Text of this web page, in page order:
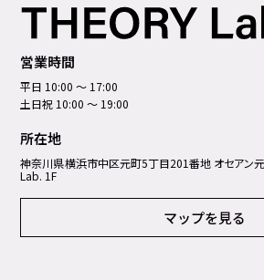
営業時間
平日 10:00 ～ 17:00
土日祝 10:00 ～ 19:00
所在地
神奈川県横浜市中区元町5丁⽬201番地 オセアン
Lab. 1F
マップを見る